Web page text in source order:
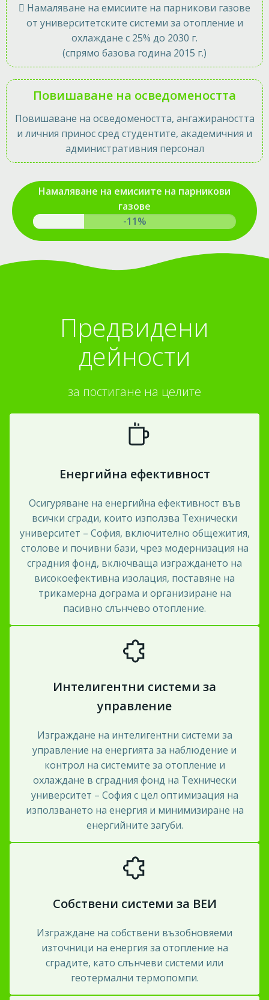
 Намаляване на емисиите на парникови газове
от университетските системи за отопление и
охлаждане с 25% до 2030 г.
(спрямо базова година 2015 г.)
Повишаване на осведомеността
Повишаване на осведомеността, ангажираността
и личния принос сред студентите, академичния и
административния персонал
Намаляване на емисиите на парникови
газове
-15%
Предвидени
дейности
за постигане на целите
Енергийна ефективност
Осигуряване на енергийна ефективност във
всички сгради, които използва Технически
университет – София, включително общежития,
столове и почивни бази, чрез модернизация на
сградния фонд, включваща изграждането на
високоефективна изолация, поставяне на
трикамерна дограма и организиране на
пасивно слънчево отопление.
Интелигентни системи за
управление
Изграждане на интелигентни системи за
управление на енергията за наблюдение и
контрол на системите за отопление и
охлаждане в сградния фонд на Технически
университет – София с цел оптимизация на
използването на енергия и минимизиране на
енергийните загуби.
Собствени системи за ВЕИ
Изграждане на собствени възобновяеми
източници на енергия за отопление на
сградите, като слънчеви системи или
геотермални термопомпи.